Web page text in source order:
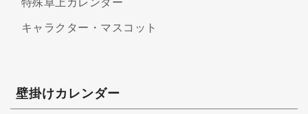
キャラクター・マスコット
壁掛けカレンダー